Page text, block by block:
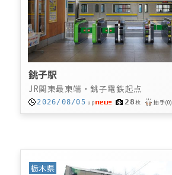
銚子駅
JR関東最東端・銚子電鉄起点
2026/08/05 up 28枚 拍手(0)
栃木県